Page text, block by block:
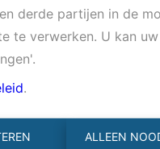
derde partijen in de
te verwerken. U kan
.
ALLEEN